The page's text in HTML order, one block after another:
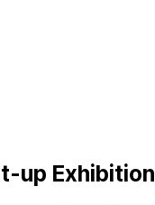
up Exhibition